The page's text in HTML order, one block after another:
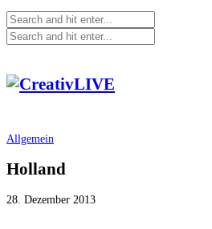
Allgemein
Holland
28. Dezember 2013